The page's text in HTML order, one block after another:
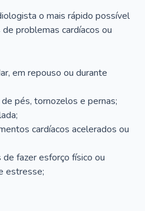
o mais rápido possível
problemas cardíacos ou
em repouso ou durante
pés, tornozelos e pernas;
cardíacos acelerados ou
fazer esforço físico ou
estresse;